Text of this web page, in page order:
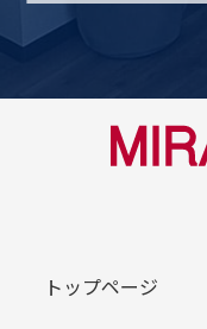
トップページ